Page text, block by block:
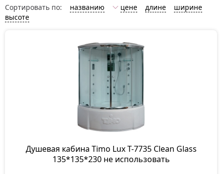
Сортировать по: названию цене длине
ширине
высоте
Душевая кабина Timo Lux T-7735 Clean Glass
135*135*230 не использовать